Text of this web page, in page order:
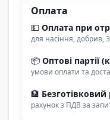
Оплата
💵 Оплата при
для насіння, добрив,
📦 Оптові партії
умови оплати та
🏦
рахунок з ПДВ за